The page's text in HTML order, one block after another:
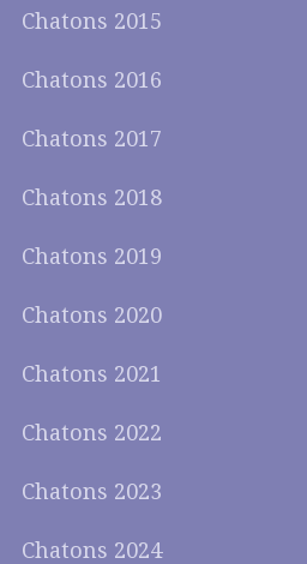
Chatons 2015
Chatons 2016
Chatons 2017
Chatons 2018
Chatons 2019
Chatons 2020
Chatons 2021
Chatons 2022
Chatons 2023
Chatons 2024